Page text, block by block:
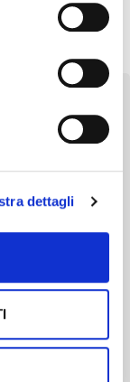
dettagli
concepito per un
Tagliato sulle tue